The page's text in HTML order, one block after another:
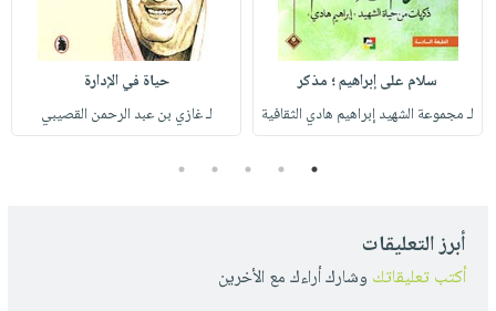
سلام على إبراهيم ؛ مذكر
لـ مجموعة الشهيد إبراهيم هادي الثقافية
حياة في الإدارة
لـ غازي بن عبد الرحمن القصيبي
1
2
3
4
5
أبرز التعليقات
أكتب تعليقاتك وشارك أراءك مع الأخرين